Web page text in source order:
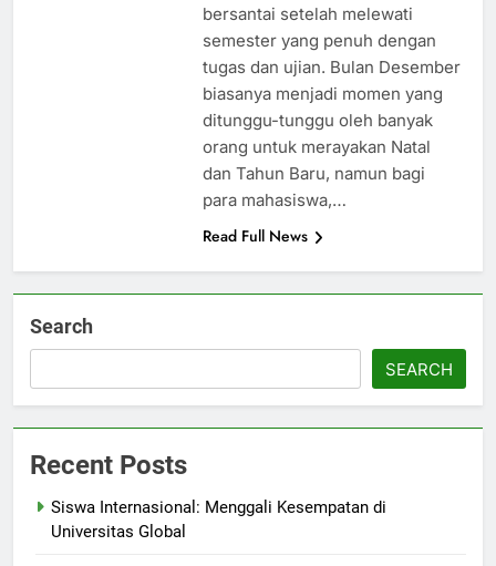
bersantai setelah melewati
semester yang penuh dengan
tugas dan ujian. Bulan Desember
biasanya menjadi momen yang
ditunggu-tunggu oleh banyak
orang untuk merayakan Natal
dan Tahun Baru, namun bagi
para mahasiswa,…
Read Full News
Search
SEARCH
Recent Posts
Siswa Internasional: Menggali Kesempatan di
Universitas Global